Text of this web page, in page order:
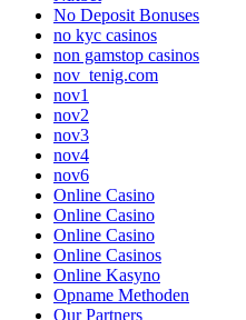
No Deposit Bonuses
no kyc casinos
non gamstop casinos
nov_tenig.com
nov1
nov2
nov3
nov4
nov6
Online Casino
Online Casino
Online Casino
Online Casinos
Online Kasyno
Opname Methoden
Our Partners